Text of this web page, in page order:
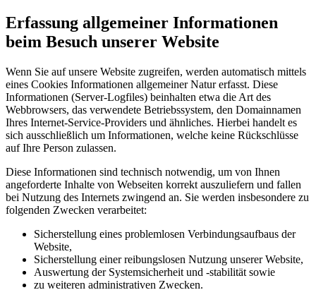
Erfassung allgemeiner Informationen
beim Besuch unserer Website
Wenn Sie auf unsere Website zugreifen, werden automatisch mittels
eines Cookies Informationen allgemeiner Natur erfasst. Diese
Informationen (Server-Logfiles) beinhalten etwa die Art des
Webbrowsers, das verwendete Betriebssystem, den Domainnamen
Ihres Internet-Service-Providers und ähnliches. Hierbei handelt es
sich ausschließlich um Informationen, welche keine Rückschlüsse
auf Ihre Person zulassen.
Diese Informationen sind technisch notwendig, um von Ihnen
angeforderte Inhalte von Webseiten korrekt auszuliefern und fallen
bei Nutzung des Internets zwingend an. Sie werden insbesondere zu
folgenden Zwecken verarbeitet:
Sicherstellung eines problemlosen Verbindungsaufbaus der
Website,
Sicherstellung einer reibungslosen Nutzung unserer Website,
Auswertung der Systemsicherheit und -stabilität sowie
zu weiteren administrativen Zwecken.